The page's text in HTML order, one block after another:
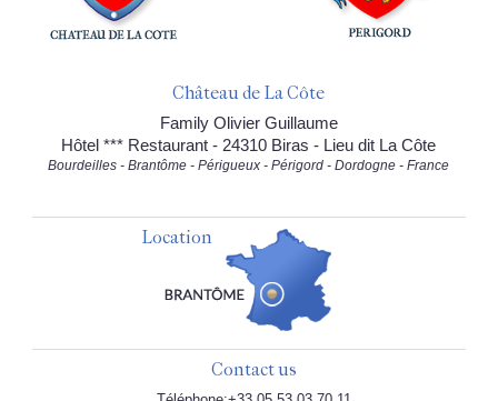
Château de La Côte
Family Olivier Guillaume
Hôtel *** Restaurant - 24310 Biras - Lieu dit La Côte
Bourdeilles - Brantôme - Périgueux - Périgord - Dordogne - France
Location
Contact us